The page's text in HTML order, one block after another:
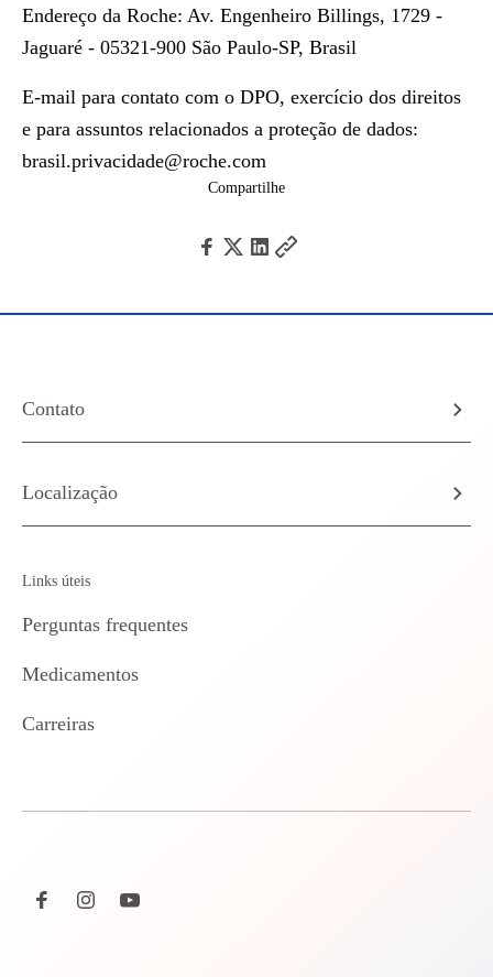
Endereço da Roche: Av. Engenheiro Billings, 1729 -
Jaguaré - 05321-900 São Paulo-SP, Brasil
E-mail para contato com o DPO, exercício dos direitos
e para assuntos relacionados a proteção de dados:
brasil.privacidade@roche.com
Compartilhe
Contato
Localização
Links úteis
Perguntas frequentes
Medicamentos
Carreiras